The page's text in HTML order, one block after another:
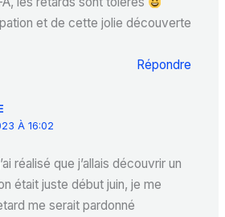
et de cette jolie découverte
Répondre
À 16:02
réalisé que j’allais découvrir un
était juste début juin, je me
me serait pardonné